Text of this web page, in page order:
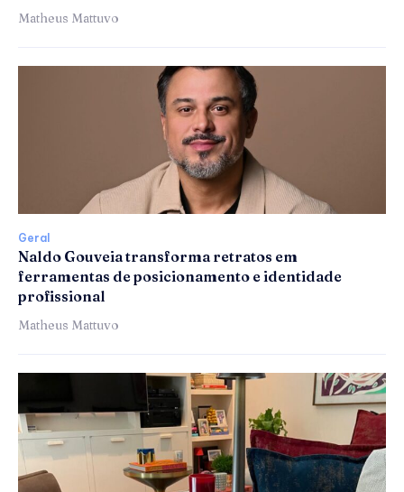
Matheus Mattuvo
Geral
Naldo Gouveia transforma retratos em
ferramentas de posicionamento e identidade
profissional
Matheus Mattuvo